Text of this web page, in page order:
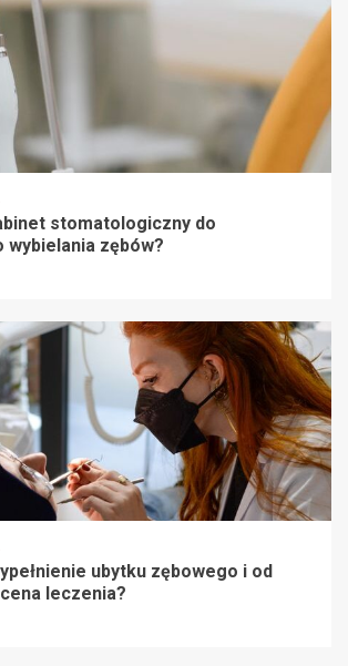
stomatologiczny do
wybielania zębów?
ubytku zębowego i od
leczenia?